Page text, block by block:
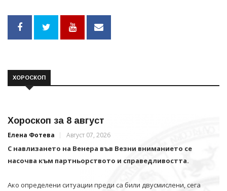
ХОРОСКОП
Хороскоп за 8 август
Елена Фотева Август 07, 2026
С навлизането на Венера във Везни вниманието се
насочва към партньорството и справедливостта.
Ако определени ситуации преди са били двусмислени, сега